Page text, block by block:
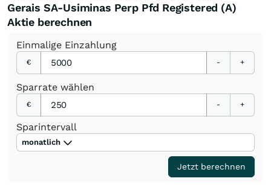
Gerais SA-Usiminas Perp Pfd Registered (A)
Aktie berechnen
Einmalige Einzahlung
€ - +
Sparrate wählen
€ - +
Sparintervall
monatlich
Jetzt berechnen